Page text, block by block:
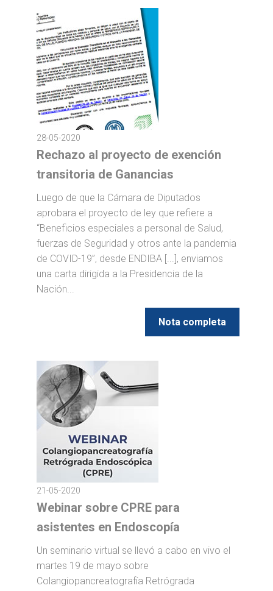
28-05-2020
Rechazo al proyecto de exención
transitoria de Ganancias
Luego de que la Cámara de Diputados
aprobara el proyecto de ley que refiere a
“Beneficios especiales a personal de Salud,
fuerzas de Seguridad y otros ante la pandemia
de COVID-19”, desde ENDIBA [...], enviamos
una carta dirigida a la Presidencia de la
Nación...
Nota completa
21-05-2020
Webinar sobre CPRE para
asistentes en Endoscopía
Un seminario virtual se llevó a cabo en vivo el
martes 19 de mayo sobre
Colangiopancreatografía Retrógrada